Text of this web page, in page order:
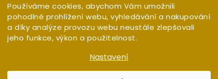
Používáme cookies, abychom Vám umožnili
pohodlné prohlížení webu, vyhledávání a nakupování
a díky analýze provozu webu neustále zlepšovali
jeho funkce, výkon a použitelnost.
Nastavení
PŘIHLÁSIT SE
Vytvořil Shoptet